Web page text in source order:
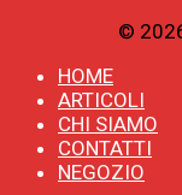
©
HOME
ARTICOLI
CHI SIAMO
CONTATTI
NEGOZIO